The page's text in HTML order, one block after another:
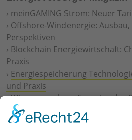
› meinGAMING Strom: Neuer
› Offshore-Windenergie:
Perspektiven
› Blockchain Energiewirtschaft:
Praxis
› Energiespeicherung
und Praxis
›Wie erneuerbare Energien das
Digitalisierung
Prozesse